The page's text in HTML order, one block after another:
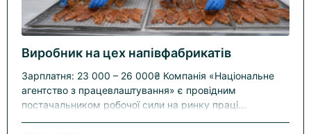
Виробник на цех напівфабрикатів
Зарплатня: 23 000 – 26 000₴ Компанія «Національне
агентство з працевлаштування» є провідним
постачальником робочої сили на ринку праці...